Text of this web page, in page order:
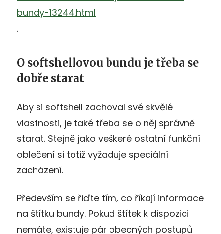
bundy-13244.html
.
O softshellovou bundu je třeba se
dobře starat
Aby si softshell zachoval své skvělé
vlastnosti, je také třeba se o něj správně
starat. Stejně jako veškeré ostatní funkční
oblečení si totiž vyžaduje speciální
zacházení.
Především se řiďte tím, co říkají informace
na štítku bundy. Pokud štítek k dispozici
nemáte, existuje pár obecných postupů